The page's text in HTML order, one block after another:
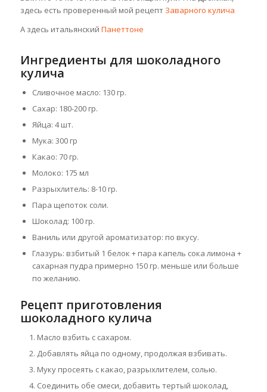
здесь есть проверенный мой рецепт Заварного кулича
А здесь итальянский Панеттоне
Ингредиенты для шоколадного
кулича
Сливочное масло: 130 гр.
Сахар: 180-200 гр.
Яйца: 4 шт.
Мука: 300 гр
Какао: 70 гр.
Молоко: 175 мл
Разрыхлитель: 8-10 гр.
Пара щепоток соли.
Шоколад: 100 гр.
Ваниль или другой ароматизатор: по вкусу.
Глазурь: взбитый 1 белок + пара капель сока лимона +
сахарная пудра примерно 150 гр. меньше или больше
по желанию.
Рецепт приготовления
шоколадного кулича
Масло взбить с сахаром.
Добавлять яйца по одному, продолжая взбивать.
Муку просеять с какао, разрыхлителем, солью.
Соединить обе смеси, добавить тертый шоколад,